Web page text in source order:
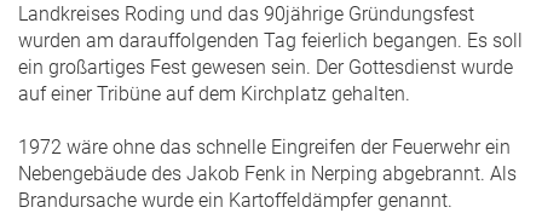
Landkreises Roding und das 90jährige Gründungsfest
wurden am darauffolgenden Tag feierlich begangen. Es soll
ein großartiges Fest gewesen sein. Der Gottesdienst wurde
auf einer Tribüne auf dem Kirchplatz gehalten.
1972 wäre ohne das schnelle Eingreifen der Feuerwehr ein
Nebengebäude des Jakob Fenk in Nerping abgebrannt. Als
Brandursache wurde ein Kartoffeldämpfer genannt.